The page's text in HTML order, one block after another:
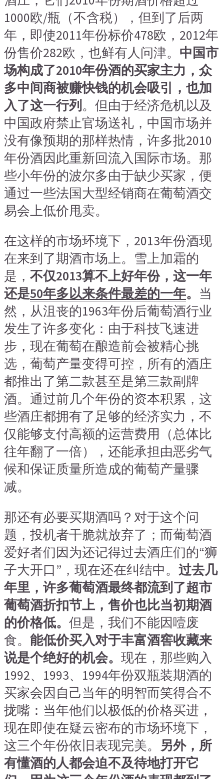
1000欧/瓶（不含税），但到了后两
年，即使2011年份标价478欧，2012年
份售价282欧，也鲜有人问津。 中国市
场构成了2010年份酒的买家主力，众
多中间商被赚快钱的机会吸引，也加
入了这一行列 。但由于经济危机以及
中国政府禁止官场送礼，中国市场并
没有像预期的那样热情，许多批2010
年份酒因此重新回流入国际市场。那
些小年份的波尔多由于缺少买家，便
通过一些法国大型经销商在葡萄酒交
易会上低价甩卖。
在这样的市场环境下，2013年份酒现
在来到了期酒市场上。雪上加霜的
是， 不仅2013算不上好年份，这一年
还是50年多以来条件最差的一年。 当
然，从沮丧的1963年份后葡萄酒行业
发生了许多变化：由于科技飞速进
步，现在葡萄在酿造前会被精心挑
选，葡萄产量变得可控，所有的酒庄
都推出了第二款甚至是第三款副牌
酒。通过前几个年份的资本积累，这
些酒庄都拥有了足够的经济实力，不
仅能够支付高额的运营费用（总体比
往年翻了一倍），还能承担由恶劣气
候和保证质量所造成的葡萄产量骤
减。
那还有必要买期酒吗？对于这个问
题，投机者干脆就放弃了；而葡萄酒
爱好者们因为还记得过去酒庄们的“狮
子大开口”，现在还在纠结中。 过去几
年里，许多葡萄酒最终都流到了超市
葡萄酒折扣节上，售价也比当初期酒
的价格低。 但是，我们不能因噎废
食。 能低价买入对于丰富酒窖收藏来
说是个绝好的机会。 现在，那些购入
1992、1993、1994年份双瓶装期酒的
买家会因自己当年的明智而笑得合不
拢嘴：当年他们以极低的价格买进，
现在即使在疑云密布的市场环境下，
这三个年份依旧表现完美。 另外，所
有懂酒的人都会迫不及待地打开它